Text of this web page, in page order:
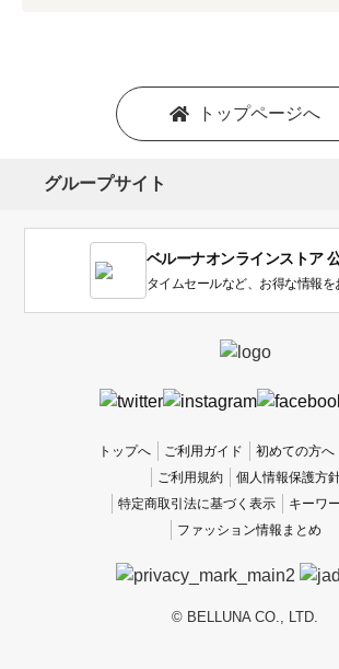
い
トップページへ
グループサイト
ベルーナオンラインストア
タイムセールなど、お得な情報を
トップへ ご利用ガイド 初めての方へ
ご利用規約
個人情報保護方
特定商取引法に基づく表示
キーワ
ファッション情報まとめ
© BELLUNA CO., LTD.